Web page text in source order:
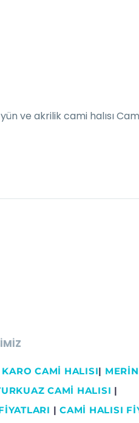
ve akrilik cami halısı
KARO CAMİ HALISI|
CAMİ HALISI |
| CAMİ HALISI